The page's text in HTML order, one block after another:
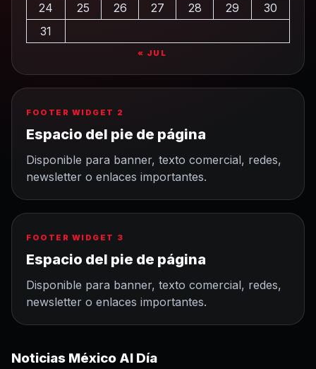
24
25 26 27 28 29
30
31
« JUL
FOOTER WIDGET 2
Espacio del pie de página
Disponible para banner, texto comercial, redes,
newsletter o enlaces importantes.
FOOTER WIDGET 3
Espacio del pie de página
Disponible para banner, texto comercial, redes,
newsletter o enlaces importantes.
Noticias México Al Día